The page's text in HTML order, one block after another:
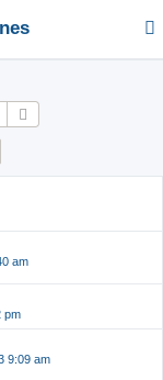
Buscar
am
pm
9:09 am